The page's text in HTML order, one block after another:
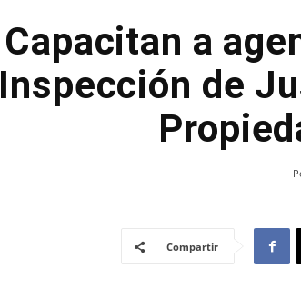
Capacitan a
Inspección de
Compartir